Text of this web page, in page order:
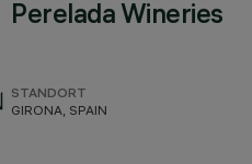
Perelada Wineries
STANDORT
GIRONA, SPAIN